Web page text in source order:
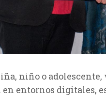
niño o
entornos digitales,